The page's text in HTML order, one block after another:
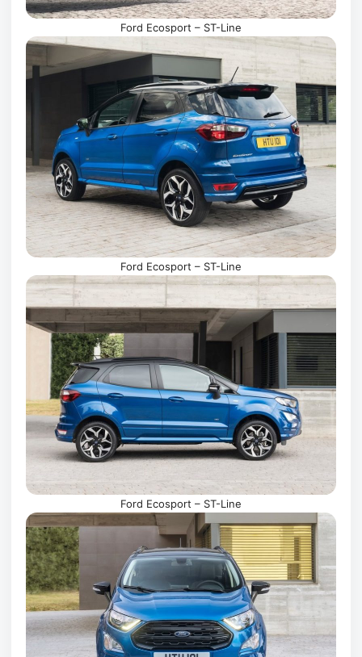
Ford Ecosport – ST-Line
Ford Ecosport – ST-Line
Ford Ecosport – ST-Line